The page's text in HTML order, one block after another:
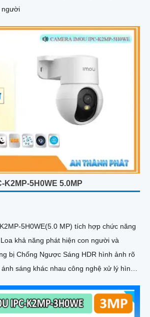
người
K2MP-5H0WE 5.0MP
5H0WE(5.0 MP) tích hợp chức năng
khả năng phát hiện con người và
bị Chống Ngược Sáng HDR hình ảnh rõ
sáng khác nhau công nghệ xử lý hình